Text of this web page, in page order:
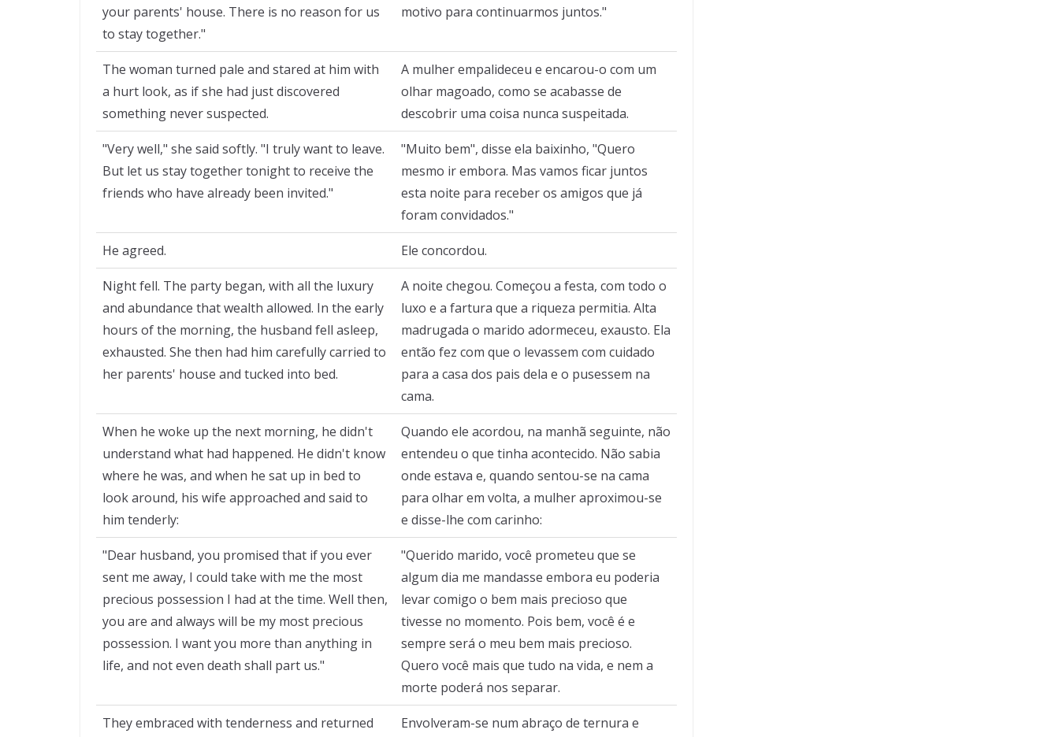
your parents' house. There is no reason for us
to stay together."
motivo para continuarmos juntos."
The woman turned pale and stared at him with
a hurt look, as if she had just discovered
something never suspected.
A mulher empalideceu e encarou-o com um
olhar magoado, como se acabasse de
descobrir uma coisa nunca suspeitada.
"Very well," she said softly. "I truly want to leave.
But let us stay together tonight to receive the
friends who have already been invited."
"Muito bem", disse ela baixinho, "Quero
mesmo ir embora. Mas vamos ficar juntos
esta noite para receber os amigos que já
foram convidados."
He agreed. Ele concordou.
Night fell. The party began, with all the luxury
and abundance that wealth allowed. In the early
hours of the morning, the husband fell asleep,
exhausted. She then had him carefully carried to
her parents' house and tucked into bed.
A noite chegou. Começou a festa, com todo o
luxo e a fartura que a riqueza permitia. Alta
madrugada o marido adormeceu, exausto. Ela
então fez com que o levassem com cuidado
para a casa dos pais dela e o pusessem na
cama.
When he woke up the next morning, he didn't
understand what had happened. He didn't know
where he was, and when he sat up in bed to
look around, his wife approached and said to
him tenderly:
Quando ele acordou, na manhã seguinte, não
entendeu o que tinha acontecido. Não sabia
onde estava e, quando sentou-se na cama
para olhar em volta, a mulher aproximou-se
e disse-lhe com carinho:
"Dear husband, you promised that if you ever
sent me away, I could take with me the most
precious possession I had at the time. Well then,
you are and always will be my most precious
possession. I want you more than anything in
life, and not even death shall part us."
"Querido marido, você prometeu que se
algum dia me mandasse embora eu poderia
levar comigo o bem mais precioso que
tivesse no momento. Pois bem, você é e
sempre será o meu bem mais precioso.
Quero você mais que tudo na vida, e nem a
morte poderá nos separar.
They embraced with tenderness and returned
Envolveram-se num abraço de ternura e